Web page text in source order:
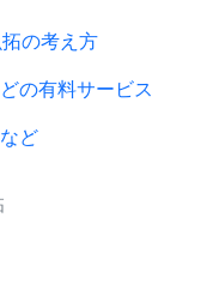
の考え方
の有料サービス
ど